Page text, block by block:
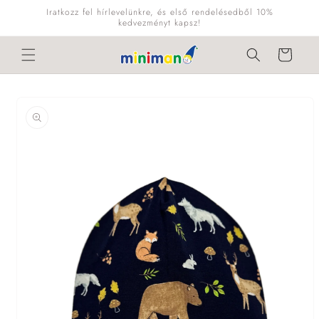
Ugrás aIratkozz fel hírlevelünkre, és első rendelésedből 10%
kedvezményt kapsz!
Kosár
ugrás a
termékadatokra